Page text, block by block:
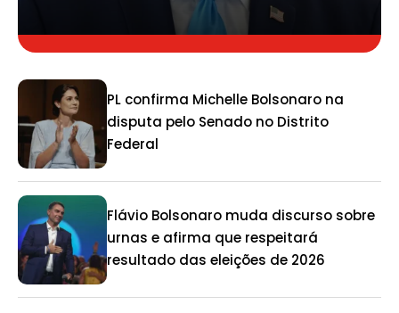
PL confirma Michelle Bolsonaro na
disputa pelo Senado no Distrito
Federal
Flávio Bolsonaro muda discurso sobre
urnas e afirma que respeitará
resultado das eleições de 2026